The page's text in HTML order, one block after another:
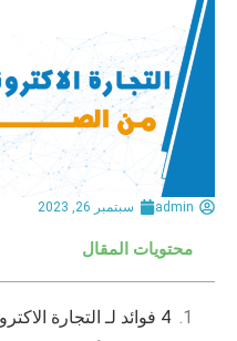
admin سبتمبر 26, 2023
محتويات المقال
4 فوائد لـ التجارة الاكترونية من الصفر